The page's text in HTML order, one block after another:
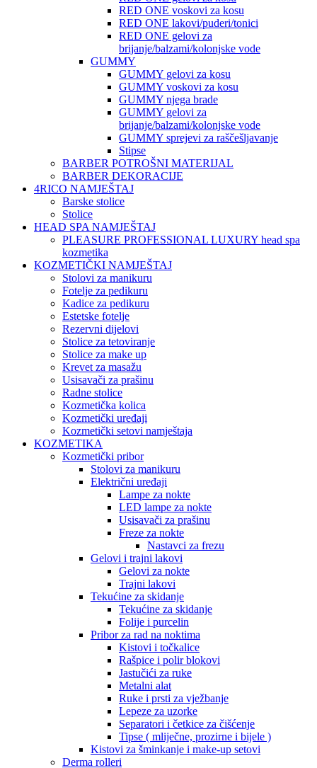
RED ONE voskovi za kosu
RED ONE lakovi/puderi/tonici
RED ONE gelovi za
brijanje/balzami/kolonjske vode
GUMMY
GUMMY gelovi za kosu
GUMMY voskovi za kosu
GUMMY njega brade
GUMMY gelovi za
brijanje/balzami/kolonjske vode
GUMMY sprejevi za raščešljavanje
Stipse
BARBER POTROŠNI MATERIJAL
BARBER DEKORACIJE
4RICO NAMJEŠTAJ
Barske stolice
Stolice
HEAD SPA NAMJEŠTAJ
PLEASURE PROFESSIONAL LUXURY head spa
kozmetika
KOZMETIČKI NAMJEŠTAJ
Stolovi za manikuru
Fotelje za pedikuru
Kadice za pedikuru
Estetske fotelje
Rezervni dijelovi
Stolice za tetoviranje
Stolice za make up
Krevet za masažu
Usisavači za prašinu
Radne stolice
Kozmetička kolica
Kozmetički uređaji
Kozmetički setovi namještaja
KOZMETIKA
Kozmetički pribor
Stolovi za manikuru
Električni uređaji
Lampe za nokte
LED lampe za nokte
Usisavači za prašinu
Freze za nokte
Nastavci za frezu
Gelovi i trajni lakovi
Gelovi za nokte
Trajni lakovi
Tekućine za skidanje
Tekućine za skidanje
Folije i purcelin
Pribor za rad na noktima
Kistovi i točkalice
Rašpice i polir blokovi
Jastučići za ruke
Metalni alat
Ruke i prsti za vježbanje
Lepeze za uzorke
Separatori i četkice za čišćenje
Tipse ( mliječne, prozirne i bijele )
Kistovi za šminkanje i make-up setovi
Derma rolleri